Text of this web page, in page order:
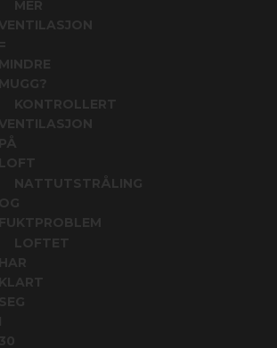
MER
VENTILASJON
MINDRE
MUGG?
KONTROLLERT
VENTILASJON
PÅ
NATTUTSTRÅLING
FUKTPROBLEM
HAR
KLART
30